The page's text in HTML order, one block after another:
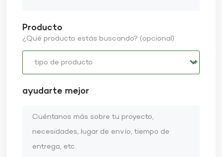
Producto
¿Qué producto estás buscando? (opcional)
ayudarte mejor